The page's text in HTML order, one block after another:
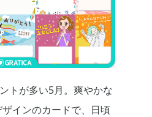
トが多い5月。爽やかな
インのカードで、日頃